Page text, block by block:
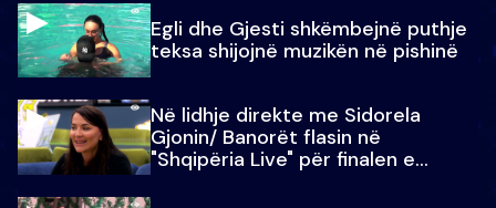
Egli dhe Gjesti shkëmbejnë puthje
teksa shijojnë muzikën në pishinë
Në lidhje direkte me Sidorela
Gjonin/ Banorët flasin në
"Shqipëria Live" për finalen e